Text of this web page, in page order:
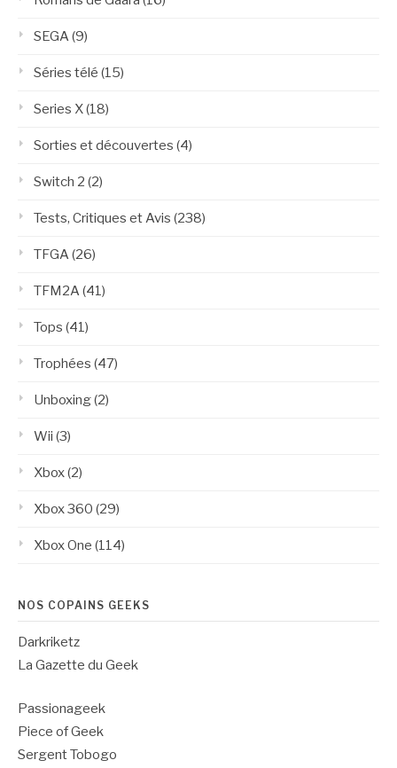
SEGA(9)
Séries télé (15)
Series X(18)
Sorties et découvertes (4)
Switch 2 (2)
Tests, Critiques et Avis (238)
TFGA(26)
TFM2A(41)
Tops (41)
Trophées (47)
Unboxing(2)
Wii (3)
Xbox(2)
Xbox 360 (29)
Xbox One (114)
NOS COPAINS GEEKS
Darkriketz
La Gazette du Geek
Passionageek
Piece of Geek
Sergent Tobogo